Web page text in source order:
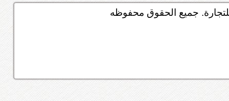
جميع الحقوق محفوظه